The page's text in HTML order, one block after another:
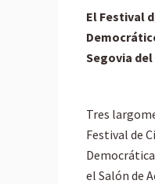
El Festival
Segovia del
Tres
Festival de
el Salón de